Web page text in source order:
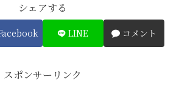
シェアする
LINE コメント
スポンサーリンク